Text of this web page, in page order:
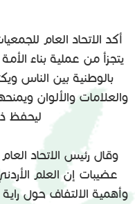
أكد الاتحاد العام
يتجزأ من عملية بناء
بالوطنية بين الناس
والعلامات والألوان
ليحفظ
وقال رئيس الاتحاد
عضيبات إن العلم
وأهمية الالتفاف حول